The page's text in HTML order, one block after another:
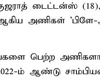
டைட்டன்ஸ்
அணிகள் 'பிளே-
பெற்ற
ம் ஆண்டு